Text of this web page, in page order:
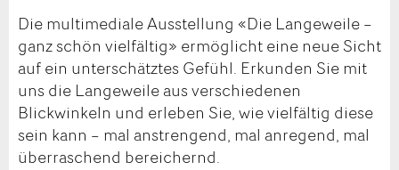
Die multimediale Ausstellung «Die Langeweile –
ganz schön vielfältig» ermöglicht eine neue Sicht
auf ein unterschätztes Gefühl. Erkunden Sie mit
uns die Langeweile aus verschiedenen
Blickwinkeln und erleben Sie, wie vielfältig diese
sein kann – mal anstrengend, mal anregend, mal
überraschend bereichernd.